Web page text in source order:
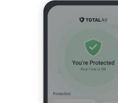
Tillat
Ferdig
er autorisert for